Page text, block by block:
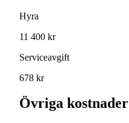
Hyra
11 400 kr
Serviceavgift
678 kr
Övriga kostnader